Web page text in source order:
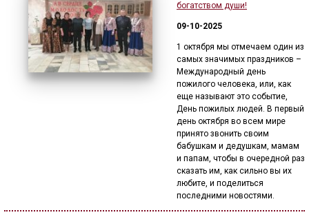
богатством души!
09-10-2025
1 октября мы отмечаем один из
самых значимых праздников –
Международный день
пожилого человека, или, как
еще называют это событие,
День пожилых людей. В первый
день октября во всем мире
принято звонить своим
бабушкам и дедушкам, мамам
и папам, чтобы в очередной раз
сказать им, как сильно вы их
любите, и поделиться
последними новостями.